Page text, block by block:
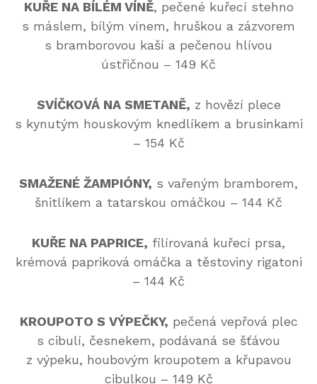
KUŘE NA BÍLÉM VÍNĚ, pečené kuřecí stehno
s máslem, bílým vínem, hruškou a zázvorem
s bramborovou kaší a pečenou hlívou
ústřičnou – 149 Kč
SVÍČKOVÁ NA SMETANĚ, z hovězí plece
s kynutým houskovým knedlíkem a brusinkami
– 154 Kč
SMAŽENÉ ŽAMPIÓNY, s vařeným bramborem,
šnitlíkem a tatarskou omáčkou – 144 Kč
KUŘE NA PAPRICE, filírovaná kuřecí prsa,
krémová papriková omáčka a těstoviny rigatoni
– 144 Kč
KROUPOTO S VÝPEČKY, pečená vepřová plec
s cibulí, česnekem, podávaná se šťávou
z výpeku, houbovým kroupotem a křupavou
cibulkou – 149 Kč